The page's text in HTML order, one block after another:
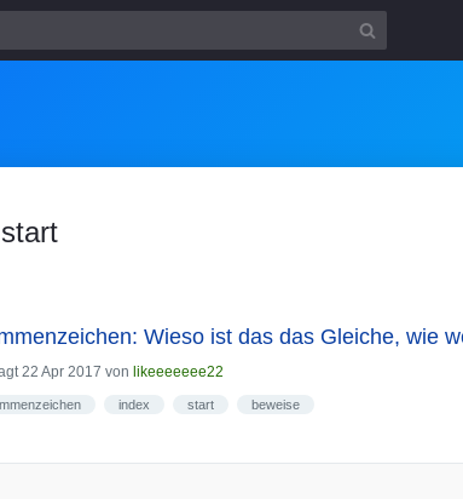
Wieso ist das das Gleiche, wie
22 Apr 2017 von likeeeeeee22
index start beweise